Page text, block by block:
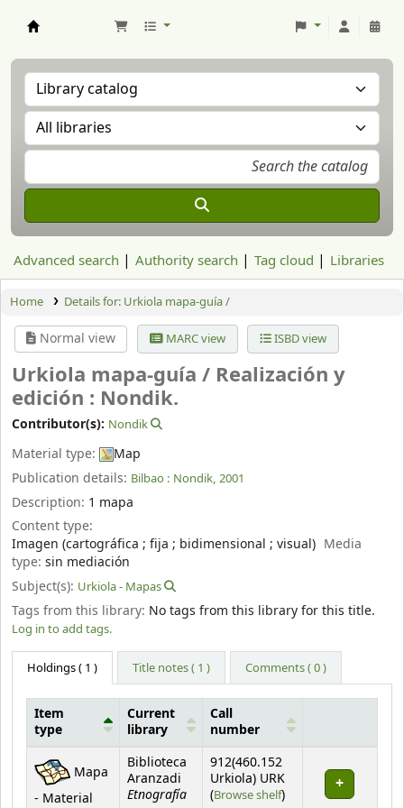
Advanced search Authority search Tag cloud Libraries
Home Details for: Urkiola mapa-guía /
Normal view MARC view ISBD view
Urkiola mapa-guía / Realización y
edición : Nondik.
Contributor(s): Nondik
Material type:
Map
Publication details: Bilbao : Nondik, 2001
Description: 1 mapa
Content type:
Imagen (cartográfica ; fija ; bidimensional ; visual) Media
type: sin mediación
Subject(s): Urkiola - Mapas
Tags from this library: No tags from this library for this title.
Log in to add tags.
Holdings( 1 ) Title notes ( 1 ) Comments ( 0 )
Holdings
Item
type
Current
library
Call
number
Mapa
- Material
Biblioteca
Aranzadi
Etnografía
912(460.152
Urkiola) URK
(Browse shelf(Opens below)
)